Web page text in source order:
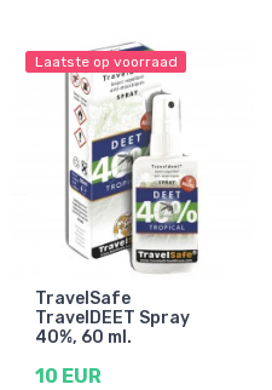
Laatste op voorraad
TravelSafe
TravelDEET Spray
40%, 60 ml.
10 EUR